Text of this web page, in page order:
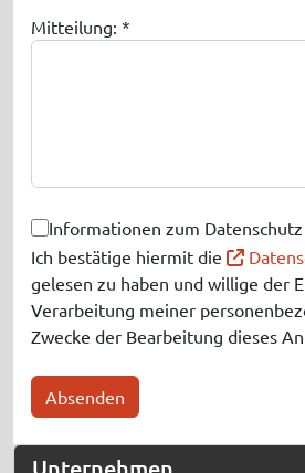
Mitteilung: *
Informationen zum
Ich bestätige hiermit die
gelesen zu haben und willige der
Verarbeitung meiner
Zwecke der Bearbeitung dieses
Absenden
Unternehmen